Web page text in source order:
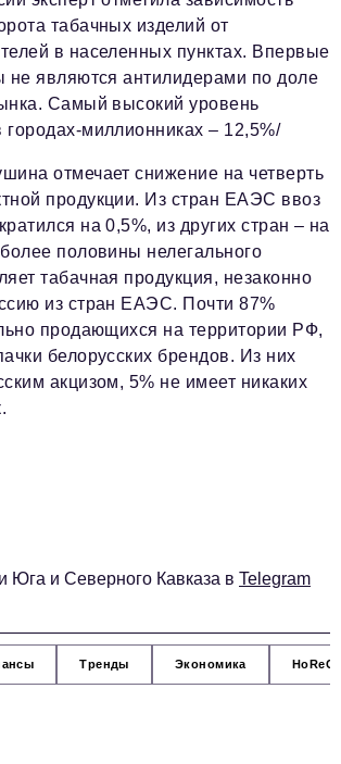
редакции:
табачных изделий от
в населенных пунктах. Впервые
не являются антилидерами по доле
Самый высокий уровень
городах-миллионниках – 12,5%/
отмечает снижение на четверть
продукции. Из стран ЕАЭС ввоз
на 0,5%, из других стран – на
половины нелегального
табачная продукция, незаконно
из стран ЕАЭС. Почти 87%
продающихся на территории РФ,
белорусских брендов. Из них
акцизом, 5% не имеет никаких
Юга и Северного Кавказа в Telegram
Тренды Экономика HoReCa